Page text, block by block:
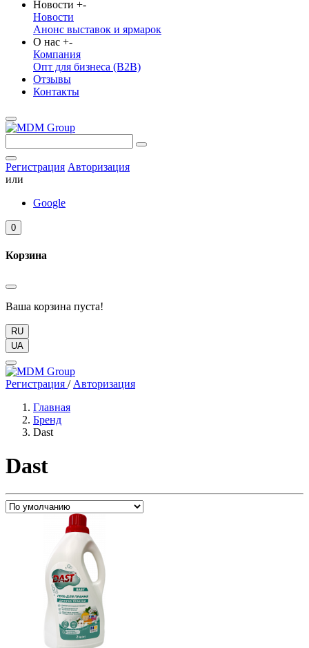
Новости +-
Новости
Анонс выставок и ярмарок
О нас +-
Компания
Опт для бизнеса (B2B)
Отзывы
Контакты
Регистрация Авторизация
или
Google
0
Корзина
Ваша корзина пуста!
RU
UA
Регистрация / Авторизация
Главная
Бренд
Dast
Dast